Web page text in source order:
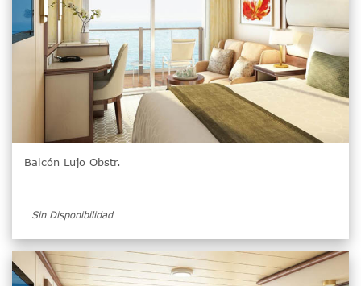
Balcón Lujo Obstr.
Sin Disponibilidad